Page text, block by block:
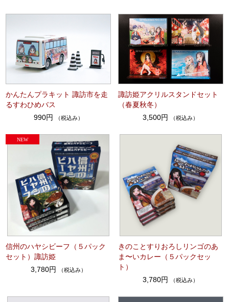
かんたんプラキット 諏訪市を走
るすわひめバス
990円
（税込み）
諏訪姫アクリルスタンドセット
（春夏秋冬）
3,500円
（税込み）
信州のハヤシビーフ（５パック
セット）諏訪姫
3,780円
（税込み）
きのことすりおろしリンゴのあ
ま〜いカレー（５パックセッ
ト）
3,780円
（税込み）